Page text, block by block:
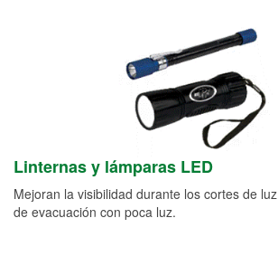
Linternas y lámparas LED
Mejoran la visibilidad durante los cortes de
de evacuación con poca luz.